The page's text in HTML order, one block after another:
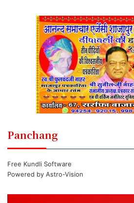
Panchang
Free Kundli Software
Powered by Astro-Vision